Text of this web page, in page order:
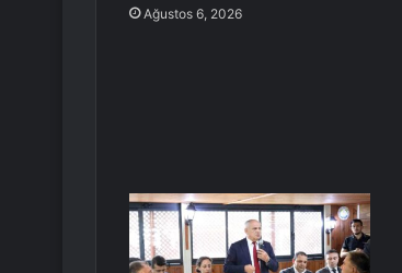
Ağustos 6, 2026